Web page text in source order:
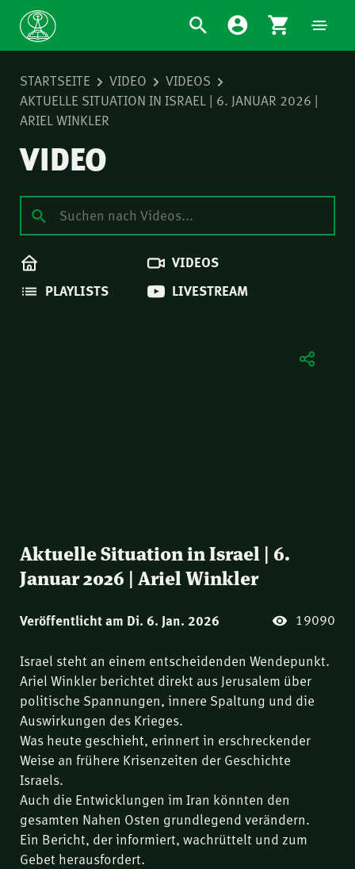
STARTSEITE VIDEO
VIDEOS
AKTUELLE SITUATION IN ISRAEL | 6. JANUAR 2026 |
ARIEL WINKLER
VIDEO
VIDEOS
PLAYLISTS
LIVESTREAM
Aktuelle Situation in Israel | 6.
Januar 2026 | Ariel Winkler
Veröffentlicht am Di. 6. Jan. 2026 19090
Israel steht an einem entscheidenden Wendepunkt.
Ariel Winkler berichtet direkt aus Jerusalem über
politische Spannungen, innere Spaltung und die
Auswirkungen des Krieges.
Was heute geschieht, erinnert in erschreckender
Weise an frühere Krisenzeiten der Geschichte
Israels.
Auch die Entwicklungen im Iran könnten den
gesamten Nahen Osten grundlegend verändern.
Ein Bericht, der informiert, wachrüttelt und zum
Gebet herausfordert.